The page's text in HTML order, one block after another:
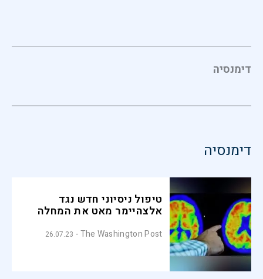
דימנסיה
דימנסיה
טיפול ניסיוני חדש נגד
אלצהיימר מאט את המחלה
The Washington Post
26.07.23